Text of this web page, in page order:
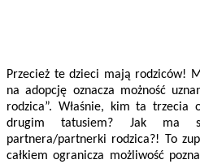
Przecież te dzieci mają rodziców!
na adopcję oznacza możność
rodzica”. Właśnie, kim ta trzecia
drugim tatusiem? Jak ma
partnera/partnerki rodzica?! To
całkiem ogranicza możliwość